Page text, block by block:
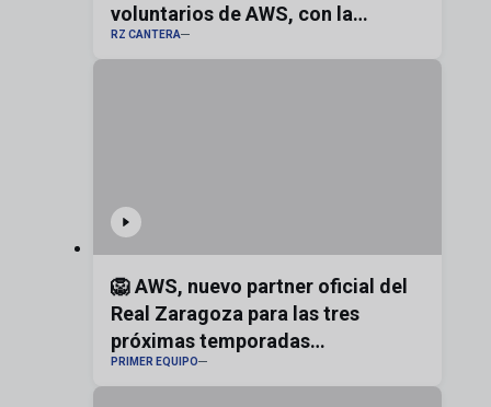
voluntarios de AWS, con la
bandera de Aragón
RZ CANTERA
🦁 AWS, nuevo partner oficial del
Real Zaragoza para las tres
próximas temporadas
#realzaragoza
PRIMER EQUIPO